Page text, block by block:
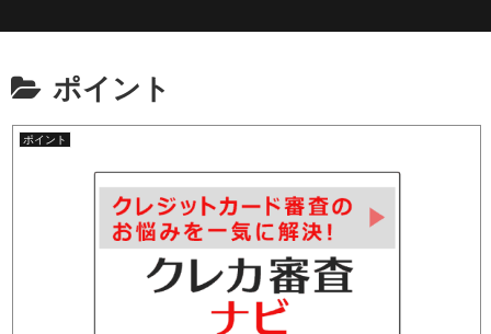
ポイント
ポイント